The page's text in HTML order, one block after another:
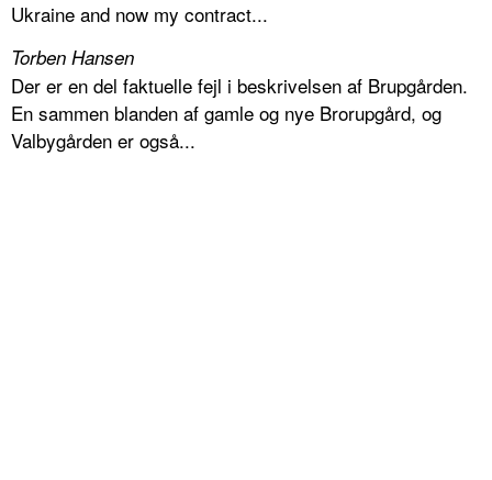
Ukraine and now my contract...
Torben Hansen
Der er en del faktuelle fejl i beskrivelsen af Brupgården.
En sammen blanden af gamle og nye Brorupgård, og
Valbygården er også...